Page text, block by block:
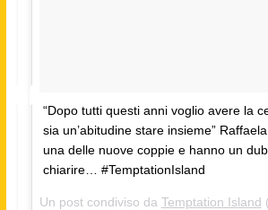
“Dopo tutti questi anni voglio avere la
sia un’abitudine stare insieme”
una delle nuove coppie e hanno un
chiarire… #TemptationIsland
Un post condiviso da Temptation Island